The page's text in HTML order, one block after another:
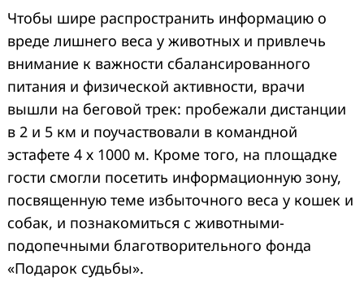
Чтобы шире распространить информацию о
вреде лишнего веса у животных и привлечь
внимание к важности сбалансированного
питания и физической активности, врачи
вышли на беговой трек: пробежали дистанции
в 2 и 5 км и поучаствовали в командной
эстафете 4 х 1000 м. Кроме того, на площадке
гости смогли посетить информационную зону,
посвященную теме избыточного веса у кошек и
собак, и познакомиться с животными-
подопечными благотворительного фонда
«Подарок судьбы».